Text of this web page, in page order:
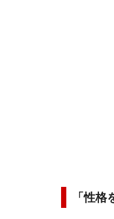
「性